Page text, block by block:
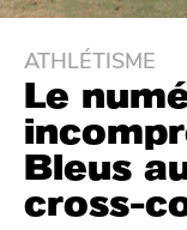
7
m
o
i
s
a
ATHLÉTISME
Le
Bleus
cross-